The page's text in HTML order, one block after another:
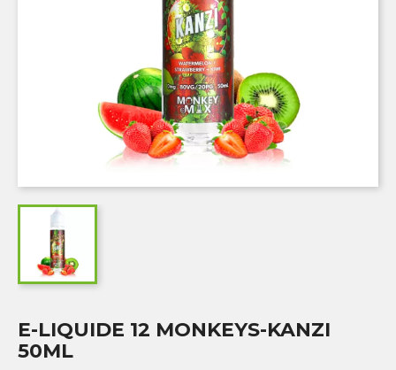
E-LIQUIDE 12 MONKEYS-KANZI
50ML